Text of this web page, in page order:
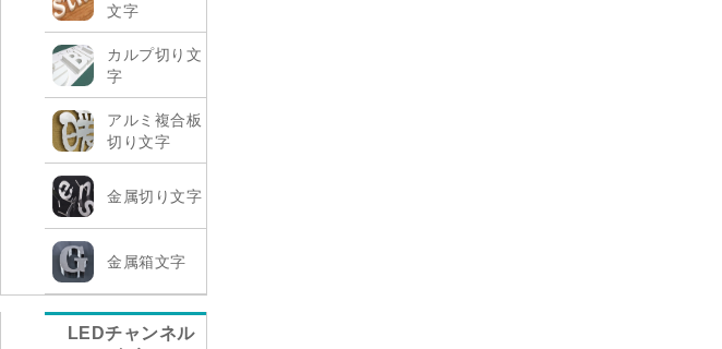
文字
カルプ切り文
字
アルミ複合板
切り文字
金属切り文字
金属箱文字
LEDチャンネル